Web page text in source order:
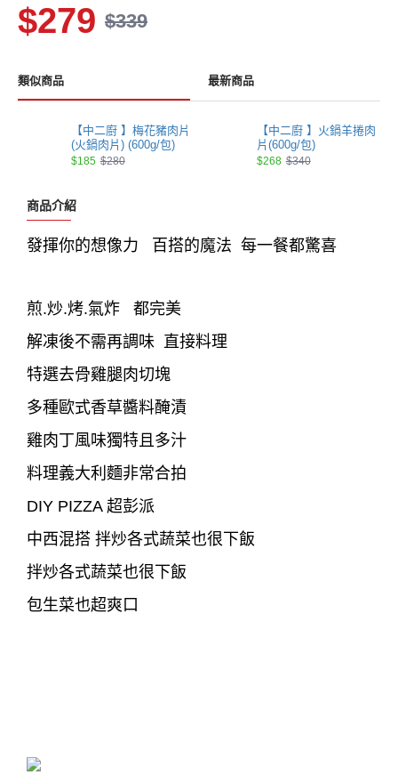
$279 $339
類似商品 最新商品
【中二廚 】梅花豬肉片
(火鍋肉片) (600g/包)
$185 $280
【中二廚 】火鍋羊捲肉
片(600g/包)
$268 $340
商品介紹
發揮你的想像力 百搭的魔法 每一餐都驚喜
煎.炒.烤.氣炸 都完美
解凍後不需再調味 直接料理
特選去骨雞腿肉切塊
多種歐式香草醬料醃漬
雞肉丁風味獨特且多汁
料理義大利麵非常合拍
DIY PIZZA 超彭派
中西混搭 拌炒各式蔬菜也很下飯
拌炒各式蔬菜也很下飯
包生菜也超爽口